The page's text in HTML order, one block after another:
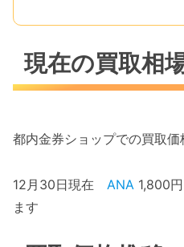
現在の買取相
都内金券ショップでの買取価
12月30日現在 ANA 1,800
ます